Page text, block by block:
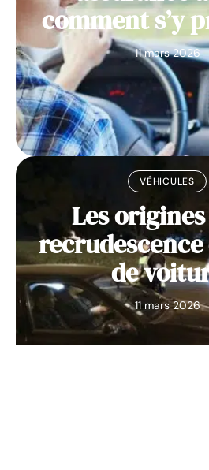
comment s’y
11 mars 2026
VÉHICULES
Les
recrudescence
de
11 mars 2026